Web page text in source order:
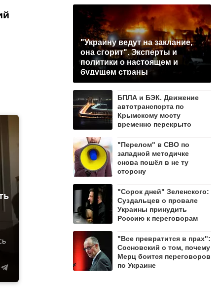
"Украину ведут на заклание,
она сгорит". Эксперты и
политики о настоящем и
будущем страны
БПЛА и БЭК. Движение
автотранспорта по
Крымскому мосту
временно перекрыто
"Перелом" в СВО по
западной методичке
снова пошёл в не ту
сторону
"Сорок дней" Зеленского:
Суздальцев о провале
Украины принудить
Россию к переговорам
"Все превратится в прах":
Сосновский о том, почему
Мерц боится переговоров
по Украине